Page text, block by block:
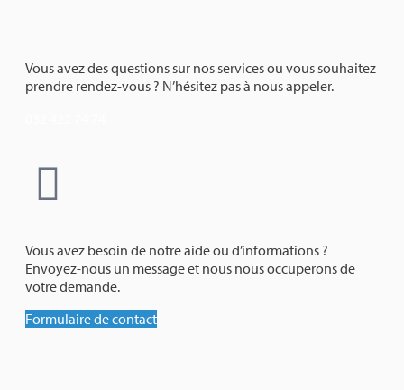
Vous avez des questions sur nos services ou vous souhaitez
prendre rendez-vous ? N’hésitez pas à nous appeler.
Vous avez besoin de notre aide ou d’informations ?
Envoyez-nous un message et nous nous occuperons de
votre demande.
Formulaire de contact